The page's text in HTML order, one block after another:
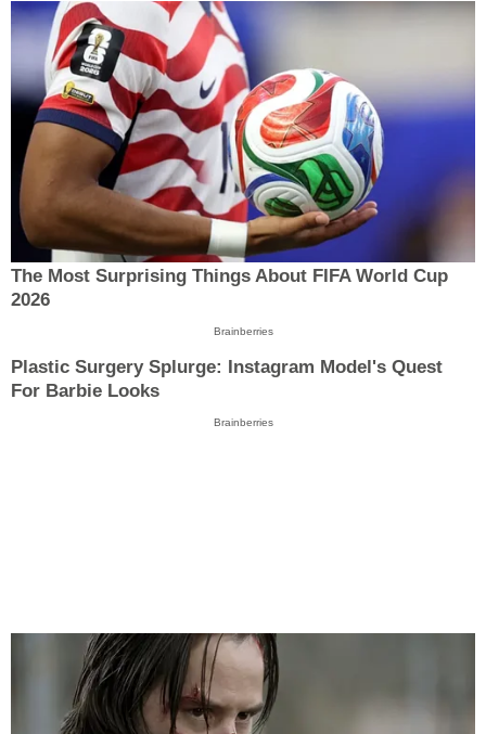
The Most Surprising Things About FIFA World Cup
2026
Brainberries
Plastic Surgery Splurge: Instagram Model's Quest
For Barbie Looks
Brainberries